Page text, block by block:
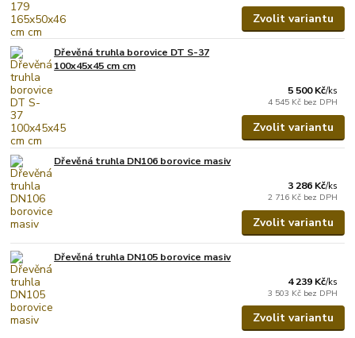
Zvolit variantu
Dřevěná truhla borovice DT S-37
100x45x45 cm cm
5 500 Kč/ks
4 545 Kč bez DPH
Zvolit variantu
Dřevěná truhla DN106 borovice masiv
3 286 Kč/ks
2 716 Kč bez DPH
Zvolit variantu
Dřevěná truhla DN105 borovice masiv
4 239 Kč/ks
3 503 Kč bez DPH
Zvolit variantu